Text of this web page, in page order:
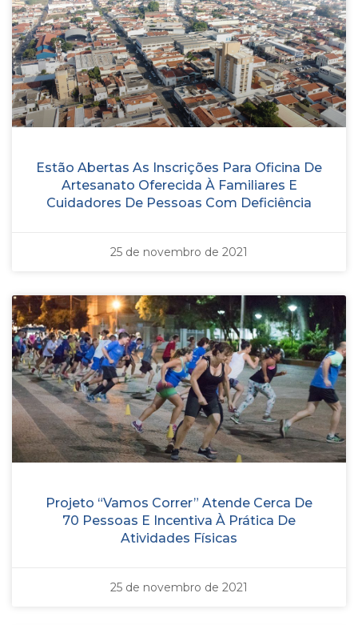
Estão Abertas As Inscrições Para Oficina De
Artesanato Oferecida À Familiares E
Cuidadores De Pessoas Com Deficiência
25 de novembro de 2021
Projeto “Vamos Correr” Atende Cerca De
70 Pessoas E Incentiva À Prática De
Atividades Físicas
25 de novembro de 2021